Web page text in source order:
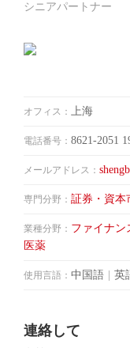
シニアパートナー
オフィス： 上海
電話番号： 8621-2051
メールアドレス：
専門分野： 証券・資本
業種分野： ファイナン
医薬
使用言語： 中国語 英
連絡して